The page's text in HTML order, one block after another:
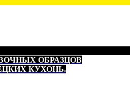
ОБРАЗЦОВ
КУХОНЬ.